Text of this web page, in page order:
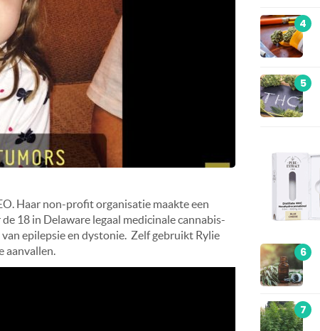
Haar non-profit organisatie maakte een
18 in Delaware legaal medicinale cannabis-
epilepsie en dystonie. Zelf gebruikt Rylie
aanvallen.
4
5
6
7